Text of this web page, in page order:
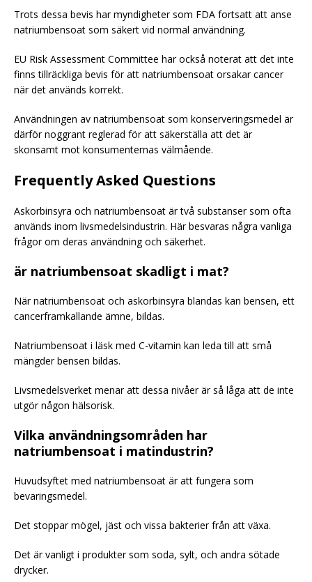
Trots dessa bevis har myndigheter som FDA fortsatt att anse
natriumbensoat som säkert vid normal användning.
EU Risk Assessment Committee har också noterat att det inte
finns tillräckliga bevis för att natriumbensoat orsakar cancer
när det används korrekt.
Användningen av natriumbensoat som konserveringsmedel är
därför noggrant reglerad för att säkerställa att det är
skonsamt mot konsumenternas välmående.
Frequently Asked Questions
Askorbinsyra och natriumbensoat är två substanser som ofta
används inom livsmedelsindustrin. Här besvaras några vanliga
frågor om deras användning och säkerhet.
är natriumbensoat skadligt i mat?
När natriumbensoat och askorbinsyra blandas kan bensen, ett
cancerframkallande ämne, bildas.
Natriumbensoat i läsk med C-vitamin kan leda till att små
mängder bensen bildas.
Livsmedelsverket menar att dessa nivåer är så låga att de inte
utgör någon hälsorisk.
Vilka användningsområden har
natriumbensoat i matindustrin?
Huvudsyftet med natriumbensoat är att fungera som
bevaringsmedel.
Det stoppar mögel, jäst och vissa bakterier från att växa.
Det är vanligt i produkter som soda, sylt, och andra sötade
drycker.